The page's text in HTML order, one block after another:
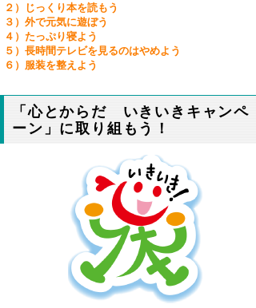
２）じっくり本を読もう
３）外で元気に遊ぼう
４）たっぷり寝よう
５）長時間テレビを見るのはやめよう
６）服装を整えよう
「心とからだ いきいきキャンペ
ーン」に取り組もう！